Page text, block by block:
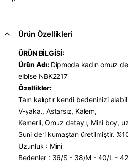
Ürün Özellikleri
ÜRÜN BİLGİSİ:
Ürün Adı: Dipmoda kadın omuz
elbise NBK2217
Özellikler:
Tam kalıptır kendi bedeninizi
V-yaka., Astarsız, Kalem,
Kemerli, Omuz detaylı, Mini boy,
Suni deri kumaştan üretilmiştir.
Uzunluk : Mini
Bedenler : 36/S - 38/M - 40/L -